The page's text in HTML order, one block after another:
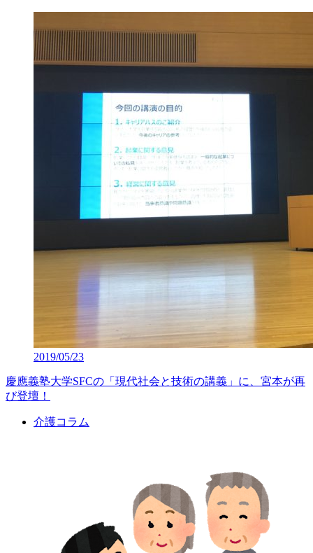
2019/05/23
慶應義塾大学SFCの「現代社会と技術の講義」に、宮本が再
び登壇！
介護コラム